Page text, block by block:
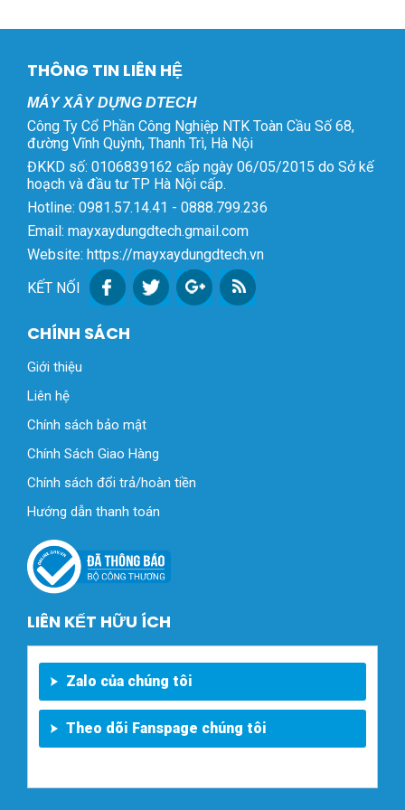
THÔNG TIN LIÊN HỆ
MÁY XÂY DỰNG DTECH
Công Ty Cổ Phần Công Nghiệp NTK Toàn Cầu Số 68,
đường Vĩnh Quỳnh, Thanh Trì, Hà Nội
ĐKKD số: 0106839162 cấp ngày 06/05/2015 do Sở kế
hoạch và đầu tư TP Hà Nội cấp.
Hotline: 0981.57.14.41 - 0888.799.236
Email: mayxaydungdtech.gmail.com
Website: https://mayxaydungdtech.vn
KẾT NỐI
CHÍNH SÁCH
Giới thiệu
Liên hệ
Chính sách bảo mật
Chính Sách Giao Hàng
Chính sách đổi trả/hoàn tiền
Hướng dẫn thanh toán
LIÊN KẾT HỮU ÍCH
Zalo của chúng tôi
Theo dõi Fanspage chúng tôi